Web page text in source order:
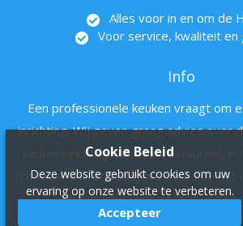
Alles voor in en om de
Voor service, kwaliteit en
Info
Een professionele keuken vraagt om
inrichting. Wij geven graag advies over
keukeninrichting voor uw restaurant,
schoolkantine of bedrijfsrestaurant. Het
vrijblijvend contact met ons op
Cookie Beleid
Deze website gebruikt cookies om uw
ervaring op onze website te verbeteren.
Accepteer